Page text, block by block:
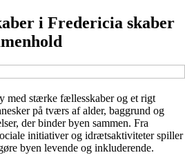
i Fredericia skaber
med stærke fællesskaber og et rigt
på tværs af alder, baggrund og
der binder byen sammen. Fra
initiativer og idrætsaktiviteter spiller
byen levende og inkluderende.